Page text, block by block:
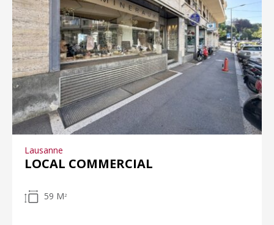
Lausanne
LOCAL COMMERCIAL
59 M 2